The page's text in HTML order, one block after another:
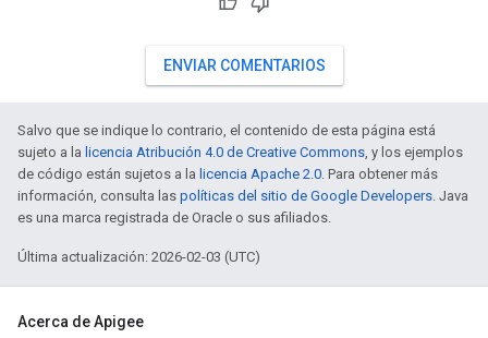
ENVIAR COMENTARIOS
Salvo que se indique lo contrario, el contenido de esta página está
sujeto a la licencia Atribución 4.0 de Creative Commons, y los ejemplos
de código están sujetos a la licencia Apache 2.0. Para obtener más
información, consulta las políticas del sitio de Google Developers. Java
es una marca registrada de Oracle o sus afiliados.
Última actualización: 2026-02-03 (UTC)
Acerca de Apigee